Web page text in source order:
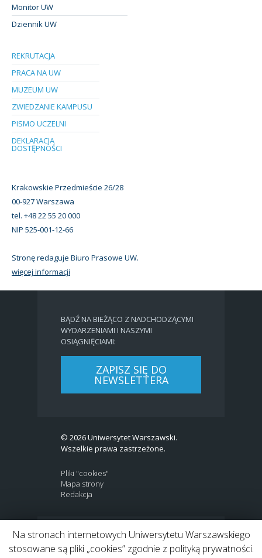
Monitor UW
Dziennik UW
REKRUTACJA
PRACA NA UW
MUZEUM UW
ZWIEDZANIE KAMPUSU
PISMO UCZELNI
DEKLARACJA
DOSTĘPNOŚCI
Krakowskie Przedmieście 26/28
00-927 Warszawa
tel. +48 22 55 20 000
NIP 525-001-12-66
Stronę redaguje Biuro Prasowe UW.
więcej informacji
BĄDŹ NA BIEŻĄCO Z NADCHODZĄCYMI
WYDARZENIAMI I NASZYMI
OSIĄGNIĘCIAMI:
ZAPISZ SIĘ DO
NEWSLETTERA
© 2026 Uniwersytet Warszawski.
Wszelkie prawa zastrzeżone.
Pliki "cookies"
Mapa strony
Redakcja
BIP | EN
Na stronach internetowych Uniwersytetu Warszawskiego
stosowane są pliki „cookies” zgodnie z polityką prywatności.